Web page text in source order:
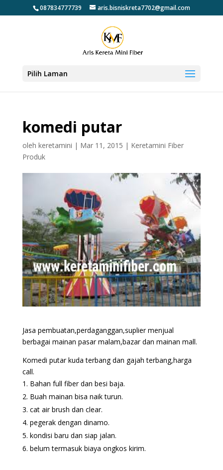
087834777739 aris.bisniskreta7702@gmail.com
Pilih Laman
komedi putar
oleh keretamini | Mar 11, 2015 | Keretamini Fiber
Produk
Jasa pembuatan,perdaganggan,suplier menjual
berbagai mainan pasar malam,bazar dan mainan mall.
Komedi putar kuda terbang dan gajah terbang,harga
call.
Bahan full fiber dan besi baja.
Buah mainan bisa naik turun.
cat air brush dan clear.
pegerak dengan dinamo.
kondisi baru dan siap jalan.
belum termasuk biaya ongkos kirim.